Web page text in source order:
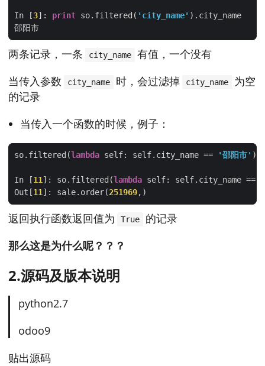
In [3]: print so.filtered( 'city_name'
两条记录，一条 city_name
有值，一个没有
当传入参数
city_name 时，会过滤掉 city_name
为空
的记录
当传入一个函数的时候，例子：
so.filtered(lambda self: self.city_name == '邵阳市'
In [11 ]: so.filtered(lambda self: self.city_name ==
Out[11 ]: sale.order(251969
返回执行函数返回值为 True
的记录
那么这是为什么呢？？？
2.源码及版本说明
python2.7
odoo9
贴出源码